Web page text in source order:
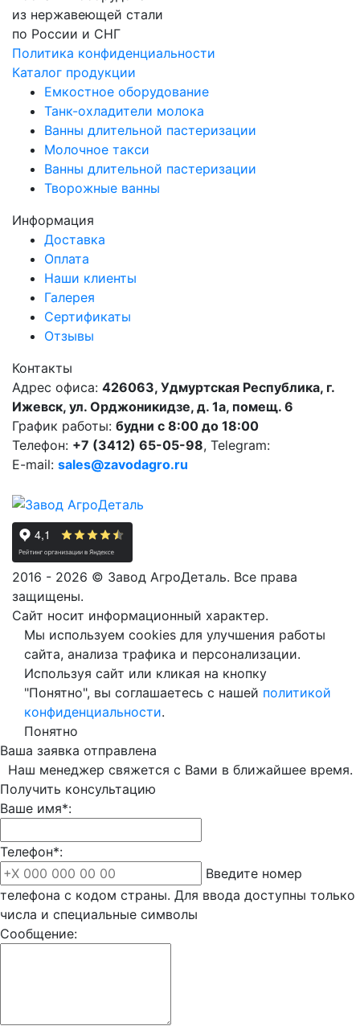
из нержавеющей стали
по России и СНГ
Политика конфиденциальности
Каталог продукции
Емкостное оборудование
Танк-охладители молока
Ванны длительной пастеризации
Молочное такси
Ванны длительной пастеризации
Творожные ванны
Информация
Доставка
Оплата
Наши клиенты
Галерея
Сертификаты
Отзывы
Контакты
Адрес офиса: 426063, Удмуртская Республика, г.
Ижевск, ул. Орджоникидзе, д. 1а, помещ. 6
График работы: будни с 8:00 до 18:00
Телефон: +7 (3412) 65-05-98, Telegram:
E-mail: sales@zavodagro.ru
2016 - 2026 © Завод АгроДеталь. Все права
защищены.
Сайт носит информационный характер.
Мы используем cookies для улучшения работы
сайта, анализа трафика и персонализации.
Используя сайт или кликая на кнопку
"Понятно", вы соглашаетесь с нашей политикой
конфиденциальности.
Понятно
Ваша заявка отправлена
Наш менеджер свяжется с Вами в ближайшее время.
Получить консультацию
Ваше имя*:
Телефон*:
Введите номер
телефона с кодом страны. Для ввода доступны только
числа и специальные символы
Сообщение: